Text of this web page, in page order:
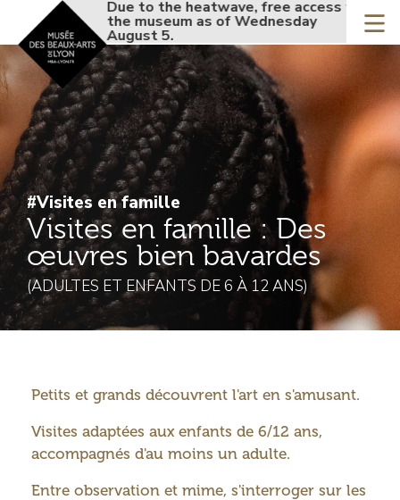
Skip
main
content
Accueil - Site musée
Due to the heatwave, free access to
the museum as of Wednesday
August 5.
#Visites en famille
Visites en famille : Des
œuvres bien bavardes
(ADULTES ET ENFANTS DE 6 À 12 ANS)
Introduction
Petits et grands découvrent l'art en s'amusant.
Visites adaptées aux enfants de 6/12 ans,
accompagnés d'au moins un adulte.
Entre observation et mime, s'interroger sur les